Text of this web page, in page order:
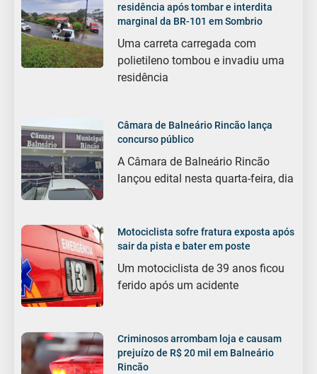
residência após tombar e interdita
marginal da BR-101 em Sombrio
Uma carreta carregada com
polietileno tombou e invadiu uma
residência
Câmara de Balneário Rincão lança
concurso público
A Câmara de Balneário Rincão
lançou edital nesta quarta-feira, dia
Motociclista sofre fratura exposta após
sair da pista e bater em poste
Um motociclista de 39 anos ficou
ferido após um acidente
Criminosos arrombam loja e causam
prejuízo de R$ 20 mil em Balneário
Rincão